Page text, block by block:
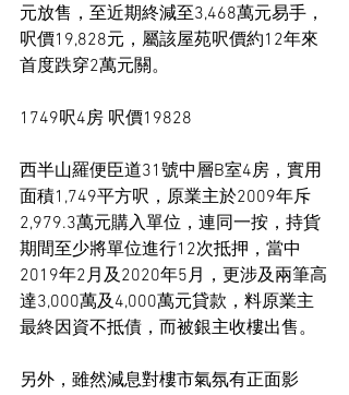
元放售，至近期終減至3,468萬元易手，
呎價19,828元，屬該屋苑呎價約12年來
首度跌穿2萬元關。
1749呎4房 呎價19828
西半山羅便臣道31號中層B室4房，實用
面積1,749平方呎，原業主於2009年斥
2,979.3萬元購入單位，連同一按，持貨
期間至少將單位進行12次抵押，當中
2019年2月及2020年5月，更涉及兩筆高
達3,000萬及4,000萬元貸款，料原業主
最終因資不抵債，而被銀主收樓出售。
另外，雖然減息對樓市氣氛有正面影